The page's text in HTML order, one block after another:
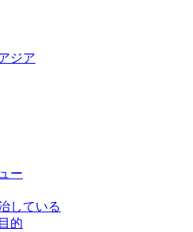
ジア
ー
している
的